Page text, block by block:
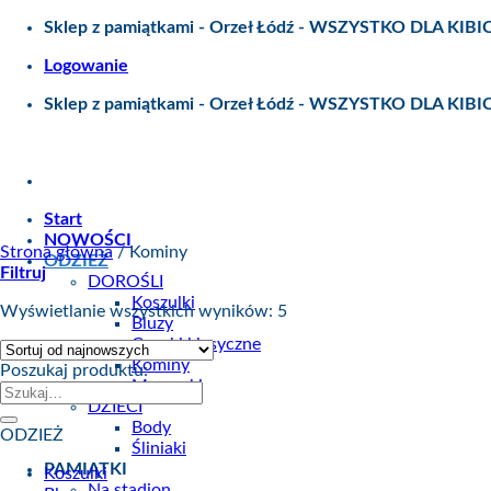
Skip
content
Sklep z pamiątkami - Orzeł Łódź - WSZYSTKO DLA
Logowanie
Sklep z pamiątkami - Orzeł Łódź - WSZYSTKO DLA
Start
NOWOŚCI
ODZIEŻ
DOROŚLI
Koszulki
Bluzy
Czapki klasyczne
Kominy
Maseczki
DZIECI
Body
Śliniaki
PAMIĄTKI
Strona główna /Kominy
Filtruj
Wyświetlanie wszystkich wyników: 5
Poszukaj produktu:
Szukaj:
ODZIEŻ
Koszulki